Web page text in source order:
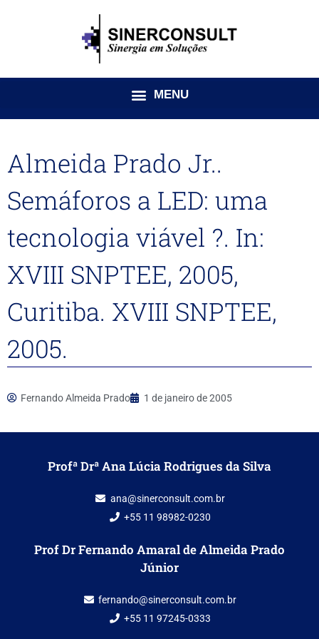
Almeida Prado Jr..
Semáforos a LED: uma
tecnologia viável ?. In:
XVIII SNPTEE, 2005,
Curitiba. XVIII SNPTEE,
2005.
Fernando Almeida Prado 1 de janeiro de 2005
Profª Drª Ana Lúcia Rodrigues da Silva
ana@sinerconsult.com.br
+55 11 98982-0230
Prof Dr Fernando Amaral de Almeida Prado
Júnior
fernando@sinerconsult.com.br
+55 11 97245-0333